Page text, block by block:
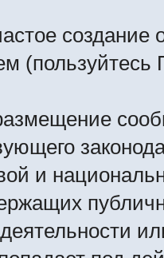
(пользуйтесь
и